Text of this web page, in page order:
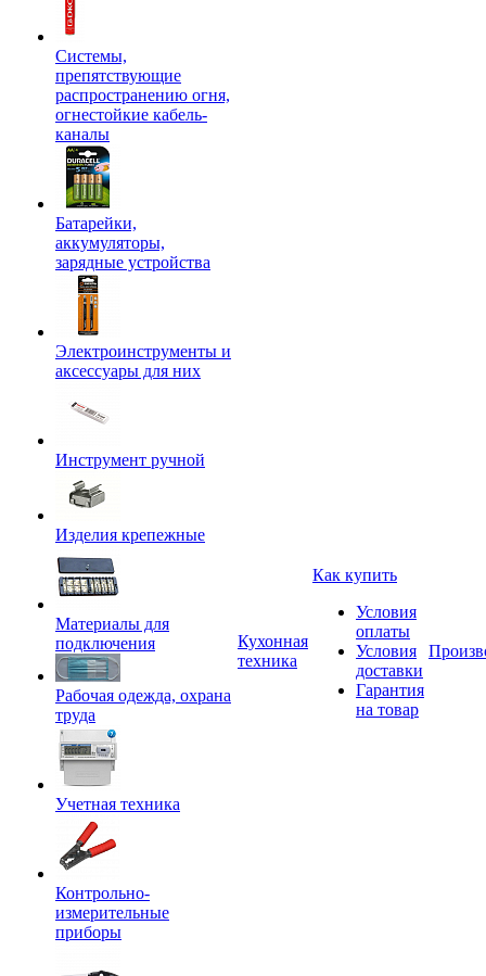
Системы,
препятствующие
распространению огня,
огнестойкие кабель-
каналы
Батарейки,
аккумуляторы,
зарядные устройства
Электроинструменты и
аксессуары для них
Инструмент ручной
Изделия крепежные
Материалы для
подключения
Рабочая одежда, охрана
труда
Учетная техника
Контрольно-
измерительные
приборы
Кухонная
техника
Как купить
Условия
оплаты
Условия
доставки
Гарантия
на товар